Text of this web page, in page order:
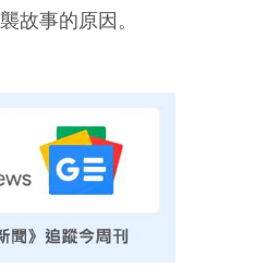
故事的原因。